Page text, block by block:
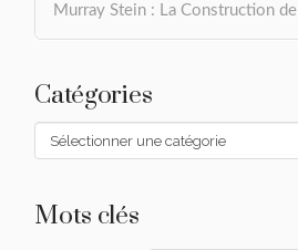
Murray Stein : La Construction
Catégories
Catégories
Mots clés